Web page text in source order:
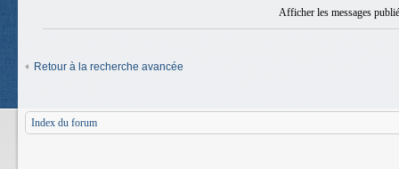
Afficher les messages
Retour à la recherche avancée
Index du forum